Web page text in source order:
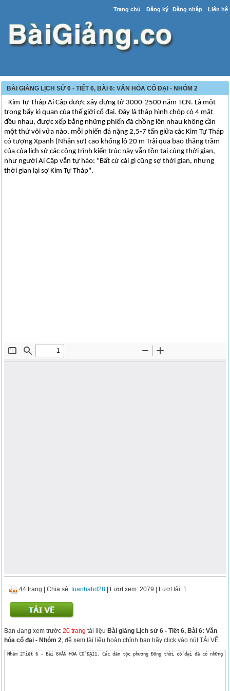
Trang chủ Đăng ký Đăng nhập Liên hệ
BÀI GIẢNG LỊCH SỬ 6 - TIẾT 6, BÀI 6: VĂN HÓA CỔ ĐẠI - NHÓM 2
- Kim Tự Tháp Ai Cập được xây dựng từ 3000-2500 năm TCN. Là một
trong bẩy kì quan của thế giới cổ đại. Đây là tháp hình chóp có 4 mặt
đều nhau, được xếp bằng những phiến đá chồng lên nhau không cần
một thứ vôi vữa nào, mỗi phiến đá nặng 2,5-7 tấn giữa các Kim Tự Tháp
có tượng Xpanh (Nhân sư) cao khổng lồ 20 m Trải qua bao thăng trầm
của của lịch sử các công trình kiến trúc này vẫn tồn tại cùng thời gian,
như người Ai Cập vẫn tự hào: "Bất cứ cái gì cũng sợ thời gian, nhưng
thời gian lại sợ Kim Tự Tháp".
44 trang |Chia sẻ:tuanhahd28 | Lượt xem: 2079 | Lượt tải: 1
Bạn đang xem trước20 trang tài liệuBài giảng Lịch sử 6 - Tiết 6, Bài 6: Văn
hóa cổ đại - Nhóm 2 , để xem tài liệu hoàn chỉnh bạn hãy click vào nút TẢi VỀ